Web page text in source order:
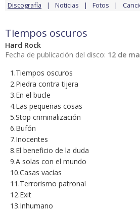
Discografía Noticias Fotos
Tiempos oscuros
Hard Rock
Fecha de publicación del disco: 12 de
1.Tiempos oscuros
2.Piedra contra tijera
3.En el bucle
4.Las pequeñas cosas
5.Stop criminalización
6.Bufón
7.Inocentes
8.El beneficio de la duda
9.A solas con el mundo
10.Casas vacías
11.Terrorismo patronal
12.Exit
13.Inhumano